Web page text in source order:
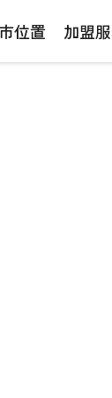
位置 加盟